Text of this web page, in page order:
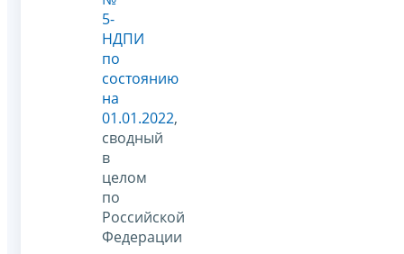
5-
НДПИ
по
состоянию
на
01.01.2022,
сводный
в
целом
по
Российской
Федерации